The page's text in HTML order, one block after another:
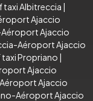
taxi Albitreccia |
Ajaccio
Ajaccio
Aéroport Ajaccio
taxi Propriano |
Ajaccio
Ajaccio
Aéroport Ajaccio